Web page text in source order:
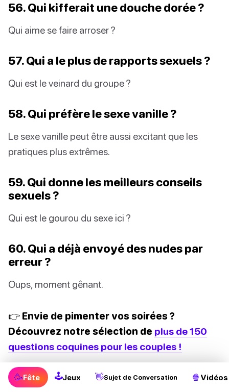
56. Qui kifferait une douche dorée ?
Qui aime se faire arroser ?
57. Qui a le plus de rapports sexuels ?
Qui est le veinard du groupe ?
58. Qui préfère le sexe vanille ?
Le sexe vanille peut être aussi excitant que les
pratiques plus extrêmes.
59. Qui donne les meilleurs conseils
sexuels ?
Qui est le gourou du sexe ici ?
60. Qui a déjà envoyé des nudes par
erreur ?
Oups, moment gênant.
👉 Envie de pimenter vos soirées ?
Découvrez notre sélection de plus de 150
questions coquines pour les couples !
🥳Fête 🕹Jeux 👋Sujet de Conversation 🍿 Vidéos